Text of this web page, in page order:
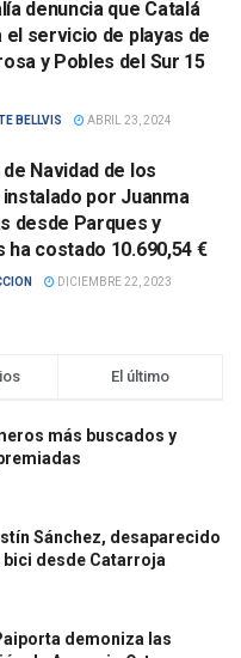
denuncia que Catalá
servicio de playas de
y Pobles del Sur 15
BELLVIS ABRIL 23, 2024
de Navidad de los
por Juanma
desde Parques y
ha costado 10.690,54 €
DICIEMBRE 22, 2023
El último
más buscados y
Sánchez, desaparecido
bici desde Catarroja
demoniza las